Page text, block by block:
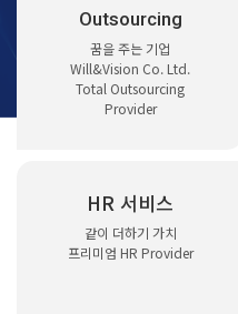
Outsourcing
꿈을 주는 기업
Will&Vision Co. Ltd.
Total Outsourcing
Provider
HR 서비스
같이 더하기 가치
프리미엄 HR Provider